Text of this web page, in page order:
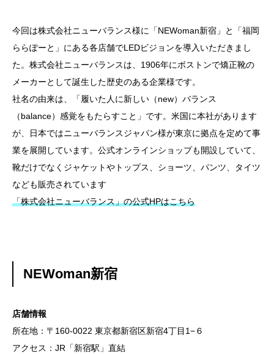
今回は株式会社ニューバランス様に「NEWoman新宿」と「福岡
ららぽーと」にある各店舗でLEDビジョンを導入いただきまし
た。株式会社ニューバランスは、1906年にボストンで矯正靴の
メーカーとして誕生した歴史のある企業様です。
社名の由来は、「履いた人に新しい（new）バランス
（balance）感覚をもたらすこと」です。米国に本社があります
が、日本ではニューバランスジャパン様が東京に拠点を定めて事
業を展開しています。公式オンラインショップも開設していて、
靴だけでなくジャケットやトップス、ショーツ、パンツ、タイツ
なども販売されています
「株式会社ニューバランス」の公式HPはこちら
NEWoman新宿
店舗情報
所在地：〒160-0022 東京都新宿区新宿4丁目1−６
アクセス：JR「新宿駅」直結